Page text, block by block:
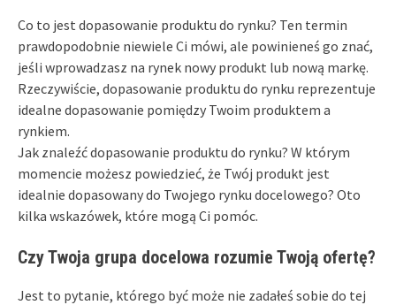
Co to jest dopasowanie produktu do rynku? Ten termin
prawdopodobnie niewiele Ci mówi, ale powinieneś go znać,
jeśli wprowadzasz na rynek nowy produkt lub nową markę.
Rzeczywiście, dopasowanie produktu do rynku reprezentuje
idealne dopasowanie pomiędzy Twoim produktem a
rynkiem.
Jak znaleźć dopasowanie produktu do rynku? W którym
momencie możesz powiedzieć, że Twój produkt jest
idealnie dopasowany do Twojego rynku docelowego? Oto
kilka wskazówek, które mogą Ci pomóc.
Czy Twoja grupa docelowa rozumie Twoją ofertę?
Jest to pytanie, którego być może nie zadałeś sobie do tej